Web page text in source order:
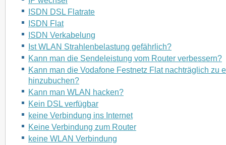
ISDN DSL Flatrate
ISDN Flat
ISDN Verkabelung
Ist WLAN Strahlenbelastung gefährlich?
Kann man die Sendeleistung vom Router verbessern?
Kann man die Vodafone Festnetz Flat nachträglich zu
hinzubuchen?
Kann man WLAN hacken?
Kein DSL verfügbar
keine Verbindung ins Internet
Keine Verbindung zum Router
keine WLAN Verbindung